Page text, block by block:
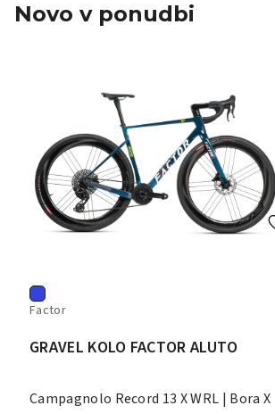
Novo v ponudbi
Factor
GRAVEL KOLO FACTOR ALUTO
Campagnolo Record 13 X WRL | Bora X